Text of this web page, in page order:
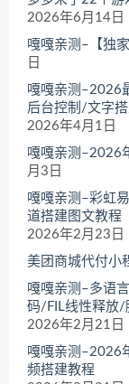
2026年6月14日
嘎嘎亲测–【独
日
嘎嘎亲测–2026
后台控制/文字
2026年4月1日
嘎嘎亲测–2026
月3日
嘎嘎亲测–彩虹
道搭建图文教程
2026年2月23日
美团商城代付小
嘎嘎亲测–多语
码/FIL线性释放/
2026年2月21日
嘎嘎亲测–2026
频搭建教程